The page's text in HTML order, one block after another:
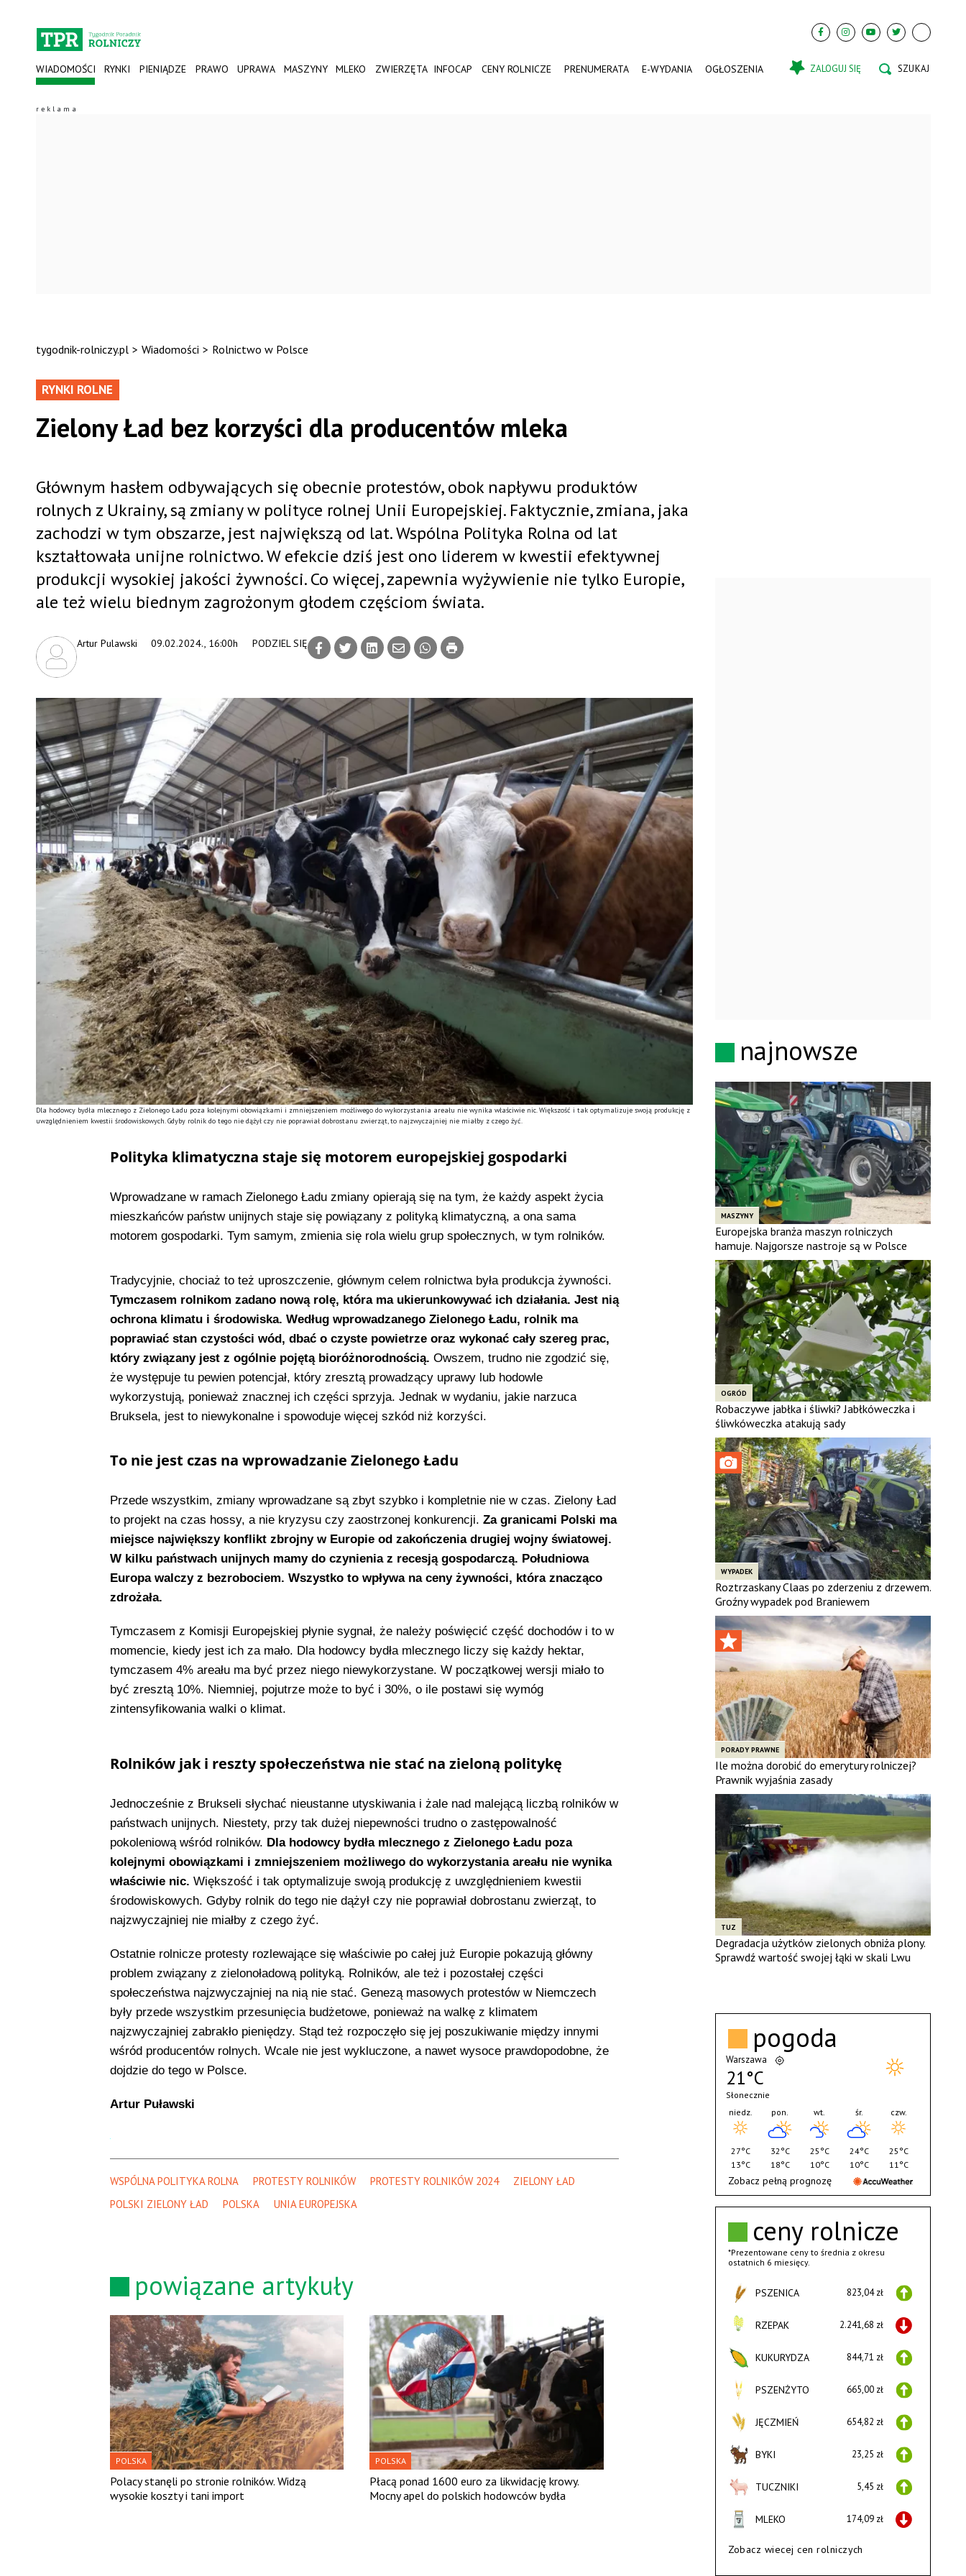
WIADOMOŚCI RYNKI PIENIĄDZE PRAWO UPRAWA MASZYNY MLEKO ZWIERZĘTA INFOCAP CENY ROLNICZE PRENUMERATA E-WYDANIA OGŁOSZENIA ZALOGUJ SIĘ
tygodnik-rolniczy.pl > Wiadomości > Rolnictwo w Polsce
Dla hodowcy bydła mlecznego z Zielonego Ładu poza kolejnymi obowiązkami i zmniejszeniem możliwego do wykorzystania areału nie wynika właściwie nic. Większość i tak optymalizuje swoją produkcję z
uwzględnieniem kwestii środowiskowych. Gdyby rolnik do tego nie dążył czy nie poprawiał dobrostanu zwierząt, to najzwyczajniej nie miałby z czego żyć.
RYNKI ROLNE
Zielony Ład bez korzyści dla producentów mleka
09.02.2024., 16:00h
Artur Pulawski PODZIEL SIĘ
Głównym hasłem odbywających się obecnie protestów, obok napływu produktów
rolnych z Ukrainy, są zmiany w polityce rolnej Unii Europejskiej. Faktycznie, zmiana, jaka
zachodzi w tym obszarze, jest największą od lat. Wspólna Polityka Rolna od lat
kształtowała unijne rolnictwo. W efekcie dziś jest ono liderem w kwestii efektywnej
produkcji wysokiej jakości żywności. Co więcej, zapewnia wyżywienie nie tylko Europie,
ale też wielu biednym zagrożonym głodem częściom świata.
Polityka klimatyczna staje się motorem europejskiej gospodarki
Wprowadzane w ramach Zielonego Ładu zmiany opierają się na tym, że każdy aspekt życia
mieszkańców państw unijnych staje się powiązany z polityką klimatyczną, a ona sama
motorem gospodarki. Tym samym, zmienia się rola wielu grup społecznych, w tym rolników.
Tradycyjnie, chociaż to też uproszczenie, głównym celem rolnictwa była produkcja żywności.
Tymczasem rolnikom zadano nową rolę, która ma ukierunkowywać ich działania. Jest nią
ochrona klimatu i środowiska. Według wprowadzanego Zielonego Ładu, rolnik ma
poprawiać stan czystości wód, dbać o czyste powietrze oraz wykonać cały szereg prac,
który związany jest z ogólnie pojętą bioróżnorodnością. Owszem, trudno nie zgodzić się,
że występuje tu pewien potencjał, który zresztą prowadzący uprawy lub hodowle
wykorzystują, ponieważ znacznej ich części sprzyja. Jednak w wydaniu, jakie narzuca
Bruksela, jest to niewykonalne i spowoduje więcej szkód niż korzyści.
To nie jest czas na wprowadzanie Zielonego Ładu
Przede wszystkim, zmiany wprowadzane są zbyt szybko i kompletnie nie w czas. Zielony Ład
to projekt na czas hossy, a nie kryzysu czy zaostrzonej konkurencji. Za granicami Polski ma
miejsce największy konflikt zbrojny w Europie od zakończenia drugiej wojny światowej.
W kilku państwach unijnych mamy do czynienia z recesją gospodarczą. Południowa
Europa walczy z bezrobociem. Wszystko to wpływa na ceny żywności, która znacząco
zdrożała.
Tymczasem z Komisji Europejskiej płynie sygnał, że należy poświęcić część dochodów i to w
momencie, kiedy jest ich za mało. Dla hodowcy bydła mlecznego liczy się każdy hektar,
tymczasem 4% areału ma być przez niego niewykorzystane. W początkowej wersji miało to
być zresztą 10%. Niemniej, pojutrze może to być i 30%, o ile postawi się wymóg
zintensyfikowania walki o klimat.
Rolników jak i reszty społeczeństwa nie stać na zieloną politykę
Jednocześnie z Brukseli słychać nieustanne utyskiwania i żale nad malejącą liczbą rolników w
państwach unijnych. Niestety, przy tak dużej niepewności trudno o zastępowalność
pokoleniową wśród rolników. Dla hodowcy bydła mlecznego z Zielonego Ładu poza
kolejnymi obowiązkami i zmniejszeniem możliwego do wykorzystania areału nie wynika
właściwie nic. Większość i tak optymalizuje swoją produkcję z uwzględnieniem kwestii
środowiskowych. Gdyby rolnik do tego nie dążył czy nie poprawiał dobrostanu zwierząt, to
najzwyczajniej nie miałby z czego żyć.
Ostatnie rolnicze protesty rozlewające się właściwie po całej już Europie pokazują główny
problem związany z zielonoładową polityką. Rolników, ale też i pozostałej części
społeczeństwa najzwyczajniej na nią nie stać. Genezą masowych protestów w Niemczech
były przede wszystkim przesunięcia budżetowe, ponieważ na walkę z klimatem
najzwyczajniej zabrakło pieniędzy. Stąd też rozpoczęło się jej poszukiwanie między innymi
wśród producentów rolnych. Wcale nie jest wykluczone, a nawet wysoce prawdopodobne, że
dojdzie do tego w Polsce.
Artur Puławski
WSPÓLNA POLITYKA ROLNA PROTESTY ROLNIKÓW PROTESTY ROLNIKÓW 2024
ZIELONY ŁAD
POLSKI ZIELONY ŁAD
POLSKA UNIA EUROPEJSKA
powiązane artykuły
POLSKA
Polacy stanęli po stronie rolników. Widzą
wysokie koszty i tani import
POLSKA
Płacą ponad 1600 euro za likwidację krowy.
Mocny apel do polskich hodowców bydła
najnowsze
MASZYNY
Europejska branża maszyn rolniczych
hamuje. Najgorsze nastroje są w Polsce
OGRÓD
Robaczywe jabłka i śliwki? Jabłkóweczka i
śliwkóweczka atakują sady
WYPADEK
Roztrzaskany Claas po zderzeniu z drzewem.
Groźny wypadek pod Braniewem
PORADY PRAWNE
Ile można dorobić do emerytury rolniczej?
Prawnik wyjaśnia zasady
TUZ
Degradacja użytków zielonych obniża plony.
Sprawdź wartość swojej łąki w skali Lwu
ceny rolnicze
*Prezentowane ceny to średnia z okresu
ostatnich 6 miesięcy.
PSZENICA 823,04 zł
RZEPAK 2.241,68 zł
KUKURYDZA 844,71 zł
PSZENŻYTO 665,00 zł
JĘCZMIEŃ 654,82 zł
BYKI 23,25 zł
TUCZNIKI 5,45 zł
MLEKO 174,09 zł
Zobacz wiecej cen rolniczych
pogoda
Warszawa
21°C
Słonecznie
niedz.
27°C
13°C
pon.
32°C
18°C
wt.
25°C
10°C
śr.
24°C
10°C
czw.
25°C
11°C
Zobacz pełną prognozę